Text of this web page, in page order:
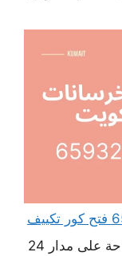
خدمات شركة قص خرسانة الكويت متاحة على مدار 24